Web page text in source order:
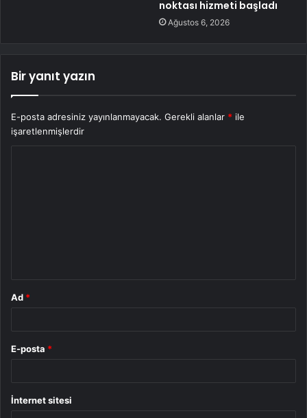
noktası hizmeti başladı
Ağustos 6, 2026
Bir yanıt yazın
E-posta adresiniz yayınlanmayacak. Gerekli alanlar * ile
işaretlenmişlerdir
Ad *
E-posta *
İnternet sitesi